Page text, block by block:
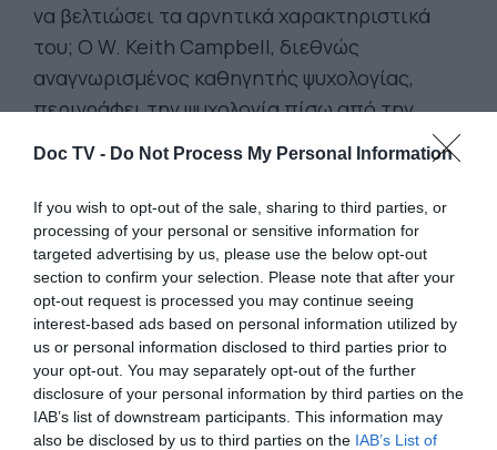
Doc TV - Do Not Process My Personal Information
If you wish to opt-out of the sale, sharing to third parties, or
processing of your personal or sensitive information for
targeted advertising by us, please use the below opt-out
section to confirm your selection. Please note that after your
opt-out request is processed you may continue seeing
interest-based ads based on personal information utilized by
us or personal information disclosed to third parties prior to
your opt-out. You may separately opt-out of the further
disclosure of your personal information by third parties on the
IAB’s list of downstream participants. This information may
also be disclosed by us to third parties on the IAB’s List of
να βελτιώσει τα αρνητικά χαρακτηριστικά
του; Ο W. Keith Campbell, διεθνώς
αναγνωρισμένος καθηγητής ψυχολογίας,
περιγράφει την ψυχολογία πίσω από την
αυξημένη και μερικές φορές επιζήμια
εγωκεντρική συμπεριφορά των
ναρκισσιστών, τόσο για τους ανθρώπους
γύρω τους όσο και για τους ίδιους.